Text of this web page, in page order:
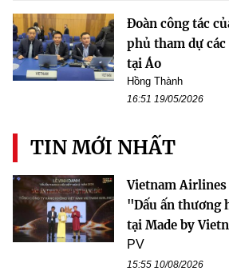
Đoàn công tác
phủ tham dự các
tại Áo
Hồng Thành
16:51 19/05/2026
TIN MỚI NHẤT
Vietnam
"Dấu ấn thương
tại Made by
PV
15:55 10/08/2026